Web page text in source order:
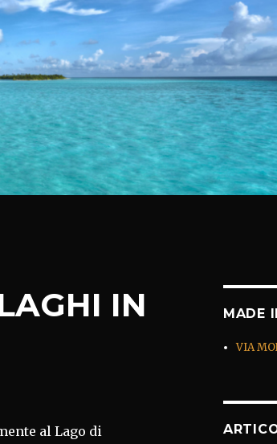
IN
al Lago di
MADE
VIA